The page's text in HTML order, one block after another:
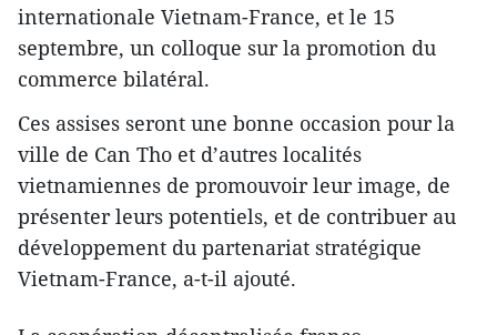
internationale Vietnam-France, et le 15
septembre, un colloque sur la promotion du
commerce bilatéral.
Ces assises seront une bonne occasion pour la
ville de Can Tho et d’autres localités
vietnamiennes de promouvoir leur image, de
présenter leurs potentiels, et de contribuer au
développement du partenariat stratégique
Vietnam-France, a-t-il ajouté.